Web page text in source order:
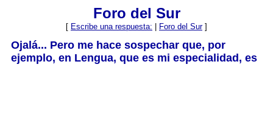
Foro del Sur
[ Escribe una respuesta: Foro del Sur]
Ojalá... Pero me hace sospechar que, por
ejemplo, en Lengua, que es mi especialidad, es